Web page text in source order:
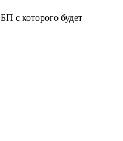
с которого будет